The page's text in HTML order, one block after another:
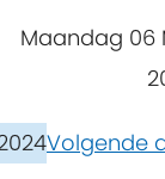
Maandag 06
Volgende